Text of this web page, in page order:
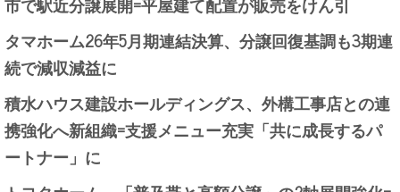
タマホーム26年5月期連結決算、分譲回復基調も3期連
続で減収減益に
積水ハウス建設ホールディングス、外構工事店との連
携強化へ新組織=支援メニュー充実「共に成長するパ
ートナー」に